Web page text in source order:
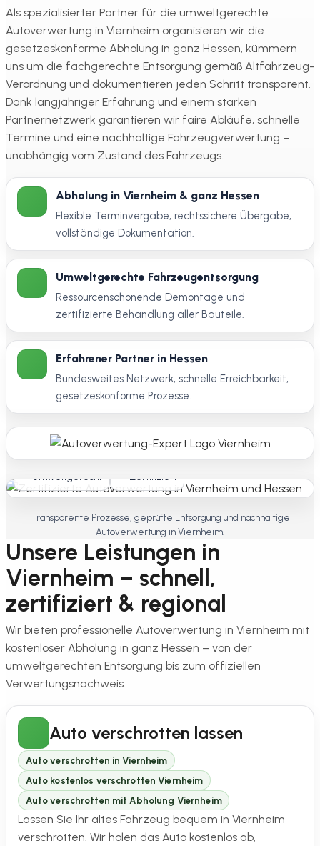
Als spezialisierter Partner für die umweltgerechte
Autoverwertung in Viernheim organisieren wir die
gesetzeskonforme Abholung in ganz Hessen, kümmern
uns um die fachgerechte Entsorgung gemäß Altfahrzeug-
Verordnung und dokumentieren jeden Schritt transparent.
Dank langjähriger Erfahrung und einem starken
Partnernetzwerk garantieren wir faire Abläufe, schnelle
Termine und eine nachhaltige Fahrzeugverwertung –
unabhängig vom Zustand des Fahrzeugs.
Abholung in Viernheim & ganz Hessen
Flexible Terminvergabe, rechtssichere Übergabe,
vollständige Dokumentation.
Umweltgerechte Fahrzeugentsorgung
Ressourcenschonende Demontage und
zertifizierte Behandlung aller Bauteile.
Erfahrener Partner in Hessen
Bundesweites Netzwerk, schnelle Erreichbarkeit,
gesetzeskonforme Prozesse.
Umweltgerecht Zertifiziert
Transparente Prozesse, geprüfte Entsorgung und nachhaltige
Autoverwertung in Viernheim.
Unsere Leistungen in
Viernheim – schnell,
zertifiziert & regional
Wir bieten professionelle Autoverwertung in Viernheim mit
kostenloser Abholung in ganz Hessen – von der
umweltgerechten Entsorgung bis zum offiziellen
Verwertungsnachweis.
Auto verschrotten lassen
Auto verschrotten in Viernheim
Auto kostenlos verschrotten Viernheim
Auto verschrotten mit Abholung Viernheim
Lassen Sie Ihr altes Fahrzeug bequem in Viernheim
verschrotten. Wir holen das Auto kostenlos ab,